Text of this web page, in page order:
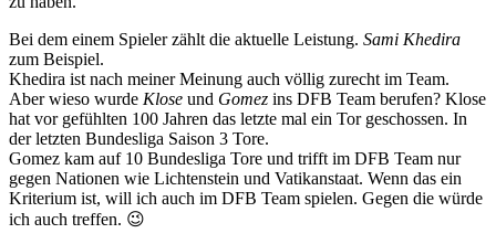
Bei dem einem Spieler zählt die aktuelle Leistung. Sami Khedira
zum Beispiel.
Khedira ist nach meiner Meinung auch völlig zurecht im Team.
Aber wieso wurde Klose und Gomez ins DFB Team berufen? Klose
hat vor gefühlten 100 Jahren das letzte mal ein Tor geschossen. In
der letzten Bundesliga Saison 3 Tore.
Gomez kam auf 10 Bundesliga Tore und trifft im DFB Team nur
gegen Nationen wie Lichtenstein und Vatikanstaat. Wenn das ein
Kriterium ist, will ich auch im DFB Team spielen. Gegen die würde
ich auch treffen. 😉